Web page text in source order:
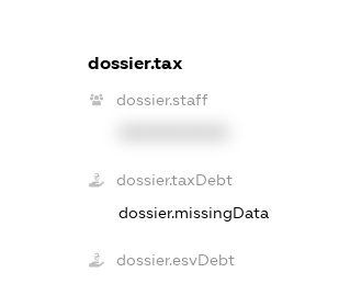
dossier.tax
dossier.staff
dossier.taxDebt
dossier.missingData
dossier.esvDebt